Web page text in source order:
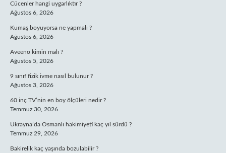
Cücenler hangi uygarlıktır ?
Ağustos 6, 2026
Kumaş boyuyorsa ne yapmalı ?
Ağustos 6, 2026
Aveeno kimin malı ?
Ağustos 5, 2026
9 sınıf fizik ivme nasıl bulunur ?
Ağustos 3, 2026
60 inç TV’nin en boy ölçüleri nedir ?
Temmuz 30, 2026
Ukrayna’da Osmanlı hakimiyeti kaç yıl sürdü ?
Temmuz 29, 2026
Bakirelik kaç yaşında bozulabilir ?